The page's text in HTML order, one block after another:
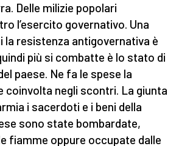
Delle milizie popolari
l’esercito governativo. Una
la resistenza antigovernativa è
più si combatte è lo stato di
paese. Ne fa le spese la
coinvolta negli scontri. La giunta
i sacerdoti e i beni della
sono state bombardate,
fiamme oppure occupate dalle